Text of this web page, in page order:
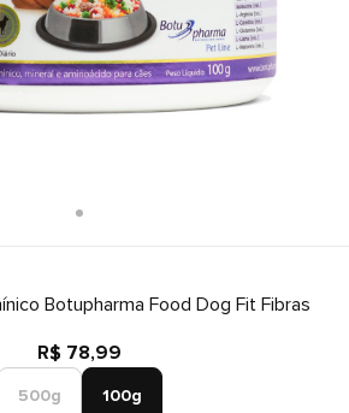
Botupharma Food Dog Fit Fibras
R$ 78,99
500g 100g